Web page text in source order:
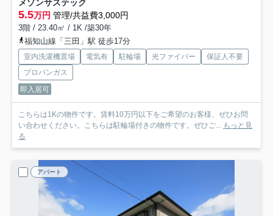
メゾンサステック
5.5万円 管理/共益費3,000円
3階 / 23.40㎡ / 1K /築30年
福知山線「三田」駅 徒歩17分
室内洗濯機置場 電気有 駐輪場 光ファイバー
保証人不要
プロパンガス
即入居可
こちらは1Kの物件です。賃料10万円以下をご希望のお客様、ぜひお問
い合わせください。こちらは駐輪場付きの物件です。ぜひご... もっと見
る
アパート